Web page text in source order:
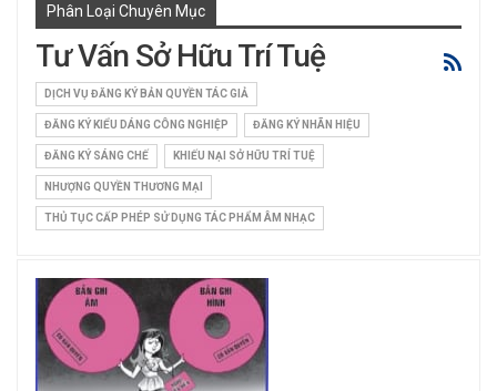
Phân Loại Chuyên Mục
Tư Vấn Sở Hữu Trí Tuệ
DỊCH VỤ ĐĂNG KÝ BẢN QUYỀN TÁC GIẢ
ĐĂNG KÝ KIỂU DÁNG CÔNG NGHIỆP ĐĂNG KÝ NHÃN HIỆU
ĐĂNG KÝ SÁNG CHẾ KHIẾU NẠI SỞ HỮU TRÍ TUỆ
NHƯỢNG QUYỀN THƯƠNG MẠI
THỦ TỤC CẤP PHÉP SỬ DỤNG TÁC PHẨM ÂM NHẠC